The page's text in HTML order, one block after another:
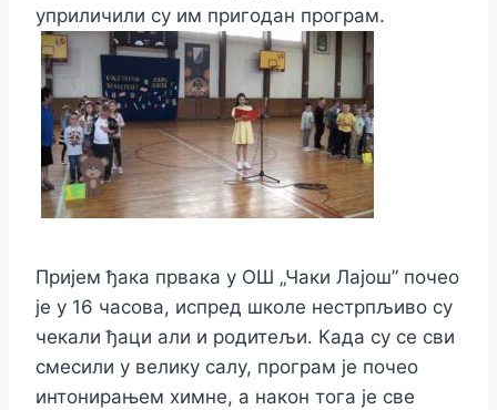
уприличили су им пригодан програм.
Пријем ђака првака у ОШ „Чаки Лајош” почео
је у 16 часова, испред школе нестрпљиво су
чекали ђаци али и родитељи. Када су се сви
смесили у велику салу, програм је почео
интонирањем химне, а након тога је све